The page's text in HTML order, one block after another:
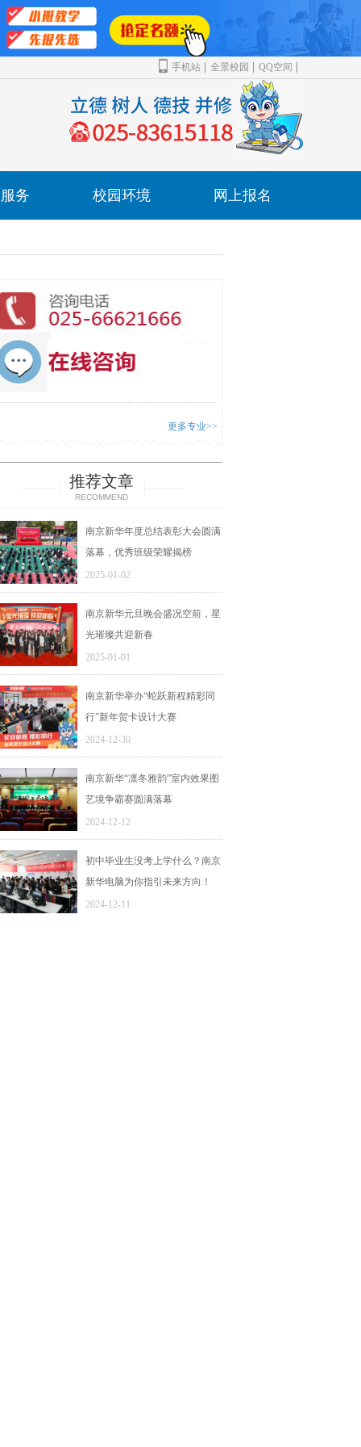
手机站 全景校园 QQ空间
务 校园环境 网上报名
更多专业>>
推荐文章
RECOMMEND
南京新华年度总结表彰大会圆满
落幕，优秀班级荣耀揭榜
2025-01-02
南京新华元旦晚会盛况空前，星
光璀璨共迎新春
2025-01-01
南京新华举办“蛇跃新程精彩同
行”新年贺卡设计大赛
2024-12-30
南京新华“凛冬雅韵”室内效果图
艺境争霸赛圆满落幕
2024-12-12
初中毕业生没考上学什么？南京
新华电脑为你指引未来方向！
2024-12-11